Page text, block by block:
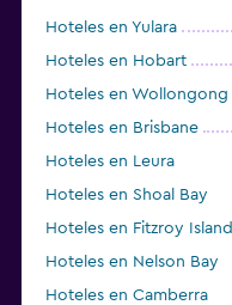
Hoteles en Yulara
Hoteles en Hobart
Hoteles en Wollongong
Hoteles en Brisbane
Hoteles en Leura
Hoteles en Shoal Bay
Hoteles en Fitzroy Island
Hoteles en Nelson Bay
Hoteles en Camberra